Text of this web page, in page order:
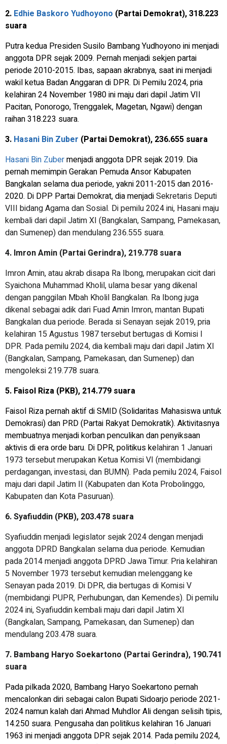
2. Edhie Baskoro Yudhoyono (Partai Demokrat), 318.223
suara
Putra kedua Presiden Susilo Bambang Yudhoyono ini menjadi
anggota DPR sejak 2009. Pernah menjadi sekjen partai
periode 2010-2015. Ibas, sapaan akrabnya, saat ini menjadi
wakil ketua Badan Anggaran di DPR. Di Pemilu 2024, pria
kelahiran 24 November 1980 ini maju dari dapil Jatim VII
Pacitan, Ponorogo, Trenggalek, Magetan, Ngawi) dengan
raihan 318.223 suara.
3. Hasani Bin Zuber (Partai Demokrat), 236.655 suara
Hasani Bin Zubermenjadi anggota DPR sejak 2019. Dia
pernah memimpin Gerakan Pemuda Ansor Kabupaten
Bangkalan selama dua periode, yakni 2011-2015 dan 2016-
2020. Di DPP Partai Demokrat, dia menjadiSekretaris Deputi
VIII bidang Agama dan Sosial. Di pemilu 2024 ini, Hasani maju
kembali dari dapil Jatim XI (Bangkalan, Sampang, Pamekasan,
dan Sumenep) dan mendulang 236.555 suara.
4. Imron Amin (Partai Gerindra), 219.778 suara
Imron Amin, atau akrab disapa Ra Ibong, merupakan cicit dari
Syaichona Muhammad Kholil, ulama besar yang dikenal
dengan panggilan Mbah Kholil Bangkalan. Ra Ibong juga
dikenal sebagai adik dari Fuad Amin Imron, mantan Bupati
Bangkalan dua periode. Berada si Senayan sejak 2019, pria
kelahiran 15 Agustus 1987 tersebut bertugas di Komisi I
DPR. Pada pemilu 2024, dia kembali maju dari dapil Jatim XI
(Bangkalan, Sampang, Pamekasan, dan Sumenep) dan
mengoleksi 219.778 suara.
5. Faisol Riza (PKB), 214.779 suara
Faisol Riza pernah aktif di SMID (Solidaritas Mahasiswa untuk
Demokrasi) dan PRD (Partai Rakyat Demokratik). Aktivitasnya
membuatnya menjadi korban penculikan dan penyiksaan
aktivis di era orde baru. Di DPR, politikus kelahiran 1 Januari
1973 tersebut merupakan Ketua Komisi VI (membidangi
perdagangan, investasi, dan BUMN). Pada pemilu 2024, Faisol
maju dari dapil Jatim II (Kabupaten dan Kota Probolinggo,
Kabupaten dan Kota Pasuruan).
6. Syafiuddin (PKB), 203.478 suara
Syafiuddin menjadi legislator sejak 2024 dengan menjadi
anggota DPRD Bangkalan selama dua periode. Kemudian
pada 2014 menjadi anggota DPRD Jawa Timur. Pria kelahiran
5 November 1973 tersebut kemudian melenggang ke
Senayan pada 2019. Di DPR, dia bertugas di Komisi V
(membidangi PUPR, Perhubungan, dan Kemendes). Di pemilu
2024 ini, Syafiuddin kembali maju dari dapil Jatim XI
(Bangkalan, Sampang, Pamekasan, dan Sumenep) dan
mendulang 203.478 suara.
7. Bambang Haryo Soekartono (Partai Gerindra), 190.741
suara
Pada pilkada 2020, Bambang Haryo Soekartono pernah
mencalonkan diri sebagai calon Bupati Sidoarjo periode 2021-
2024 namun kalah dari Ahmad Muhdlor Ali dengan selisih tipis,
14.250 suara. Pengusaha dan politikus kelahiran 16 Januari
1963 ini menjadi anggota DPR sejak 2014. Pada pemilu 2024,